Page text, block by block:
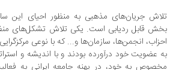
جریان‌های مذهبی به منظور احیای این ساختار
قابل ردیابی است. یکی تلاش تشکل‌های منظم اعم
انجمن‌ها، سازمان‌ها و... که با نوعی مرکزگرایی، شماری
عضویت خود درآورده بودند و با اندیشه و استراتژی و
به خود، در پهنه جامعه ایرانی به فعالیت